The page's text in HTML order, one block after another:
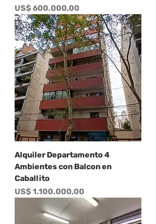
Precio
US$ 600.000,00
Alquiler Departamento 4
Ambientes con Balcon en
Caballito
Precio
US$ 1.100.000,00